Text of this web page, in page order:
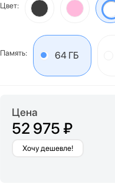
Цвет:
Память: 64 ГБ
Цена
52 975 ₽
Хочу дешевле!